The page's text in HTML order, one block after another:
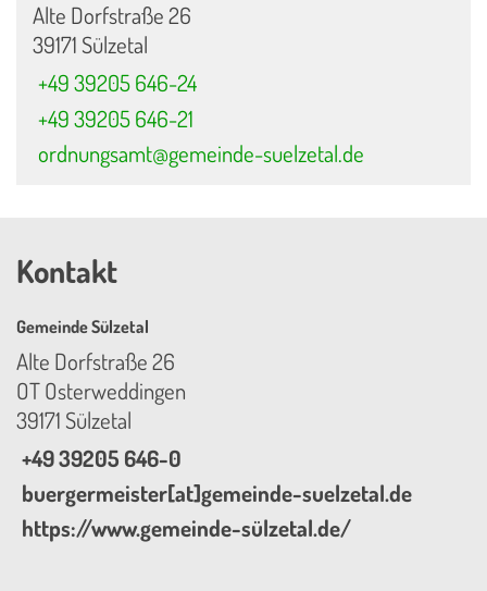
Alte Dorfstraße 26
39171 Sülzetal
+49 39205 646-24
+49 39205 646-21
ordnungsamt@gemeinde-suelzetal.de
Kontakt
Gemeinde Sülzetal
Alte Dorfstraße 26
OT Osterweddingen
39171 Sülzetal
+49 39205 646-0
buergermeister[at]gemeinde-suelzetal.de
https://www.gemeinde-sülzetal.de/